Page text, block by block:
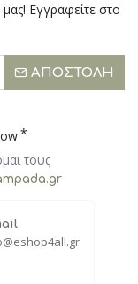
Εγγραφείτε στο
ΑΠΟΣΤΟΛΉ
τους